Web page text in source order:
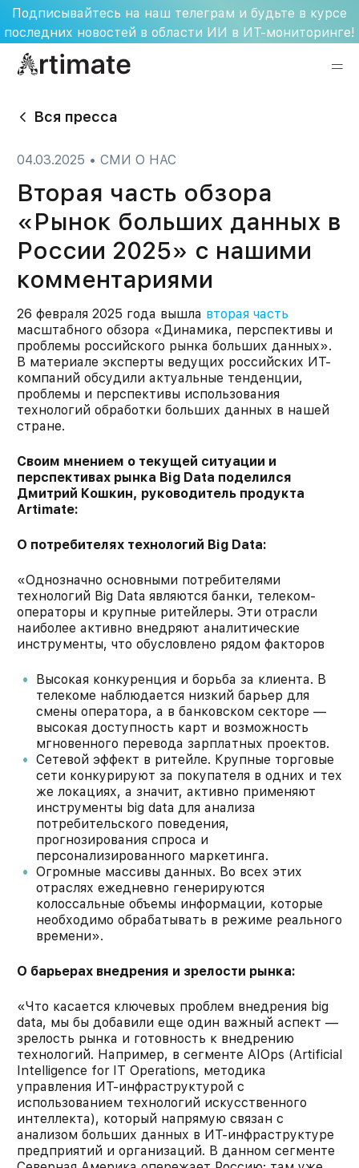
Skip
to
content
Подписывайтесь на наш телеграм и будьте в курсе
последних новостей в области ИИ в ИТ-мониторинге!
Вся пресса
04.03.2025 • СМИ О НАС
Вторая часть обзора
«Рынок больших данных в
России 2025» с нашими
комментариями
26 февраля 2025 года вышла вторая часть
масштабного обзора «Динамика, перспективы и
проблемы российского рынка больших данных».
В материале эксперты ведущих российских ИТ-
компаний обсудили актуальные тенденции,
проблемы и перспективы использования
технологий обработки больших данных в нашей
стране.
Своим мнением о текущей ситуации и
перспективах рынка Big Data поделился
Дмитрий Кошкин, руководитель продукта
Artimate:
О потребителях технологий Big Data:
«Однозначно основными потребителями
технологий Big Data являются банки, телеком-
операторы и крупные ритейлеры. Эти отрасли
наиболее активно внедряют аналитические
инструменты, что обусловлено рядом факторов
Высокая конкуренция и борьба за клиента. В
телекоме наблюдается низкий барьер для
смены оператора, а в банковском секторе —
высокая доступность карт и возможность
мгновенного перевода зарплатных проектов.
Сетевой эффект в ритейле. Крупные торговые
сети конкурируют за покупателя в одних и тех
же локациях, а значит, активно применяют
инструменты big data для анализа
потребительского поведения,
прогнозирования спроса и
персонализированного маркетинга.
Огромные массивы данных. Во всех этих
отраслях ежедневно генерируются
колоссальные объемы информации, которые
необходимо обрабатывать в режиме реального
времени».
О барьерах внедрения и зрелости рынка:
«Что касается ключевых проблем внедрения big
data, мы бы добавили еще один важный аспект —
зрелость рынка и готовность к внедрению
технологий. Например, в сегменте AIOps (Artificial
Intelligence for IT Operations, методика
управления ИТ-инфраструктурой с
использованием технологий искусственного
интеллекта), который напрямую связан с
анализом больших данных в ИТ-инфраструктуре
предприятий и организаций. В данном сегменте